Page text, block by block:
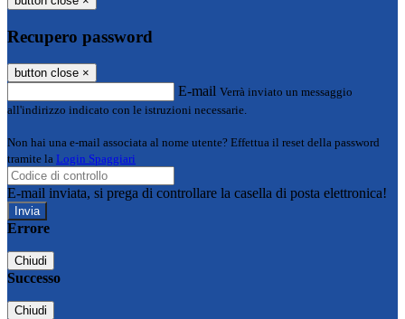
Recupero password
button close ×
E-mail Verrà inviato un messaggio
all'indirizzo indicato con le istruzioni necessarie.
Non hai una e-mail associata al nome utente? Effettua il reset della password
tramite la Login Spaggiari
E-mail inviata, si prega di controllare la casella di posta elettronica!
Errore
Chiudi
Successo
Chiudi